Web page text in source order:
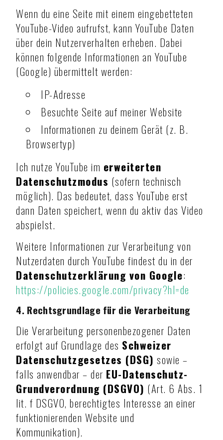
Wenn du eine Seite mit einem eingebetteten
YouTube-Video aufrufst, kann YouTube Daten
über dein Nutzerverhalten erheben. Dabei
können folgende Informationen an YouTube
(Google) übermittelt werden:
IP-Adresse
Besuchte Seite auf meiner Website
Informationen zu deinem Gerät (z. B.
Browsertyp)
Ich nutze YouTube im erweiterten
Datenschutzmodus (sofern technisch
möglich). Das bedeutet, dass YouTube erst
dann Daten speichert, wenn du aktiv das Video
abspielst.
Weitere Informationen zur Verarbeitung von
Nutzerdaten durch YouTube findest du in der
Datenschutzerklärung von Google:
https://policies.google.com/privacy?hl=de
4. Rechtsgrundlage für die Verarbeitung
Die Verarbeitung personenbezogener Daten
erfolgt auf Grundlage des Schweizer
Datenschutzgesetzes (DSG) sowie –
falls anwendbar – der EU-Datenschutz-
Grundverordnung (DSGVO) (Art. 6 Abs. 1
lit. f DSGVO, berechtigtes Interesse an einer
funktionierenden Website und
Kommunikation).